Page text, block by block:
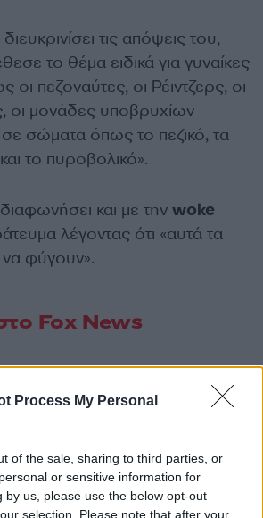
Process My Personal
of the sale, sharing to third parties, or
or sensitive information for
by us, please use the below opt-out
selection. Please note that after your
τις απόψεις του,
το θέμα ειδικά για γυναίκες
πεζοναύτες, οι Ρέιντζερς, οι
οι μονάδες υποβρυχίων
σώματα όπως το πεζικό, τα
το πυροβολικό».
και με την woke
λέγοντας ότι «αυτά τα
φύγουν».
Fox News
Τραμπ έχει αποδείξει
μέσα και την δημοσιότητα και η
του Fox News για
και αυτόν τον σκοπό.